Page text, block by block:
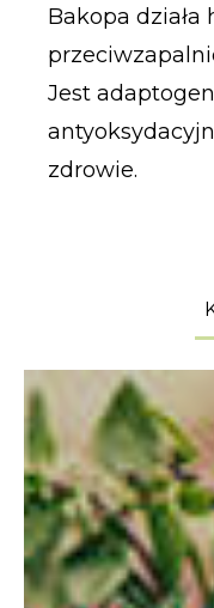
Bakopa
Jest
zdrowie.